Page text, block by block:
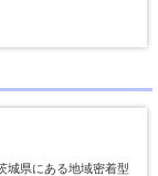
城県にある地域密着型